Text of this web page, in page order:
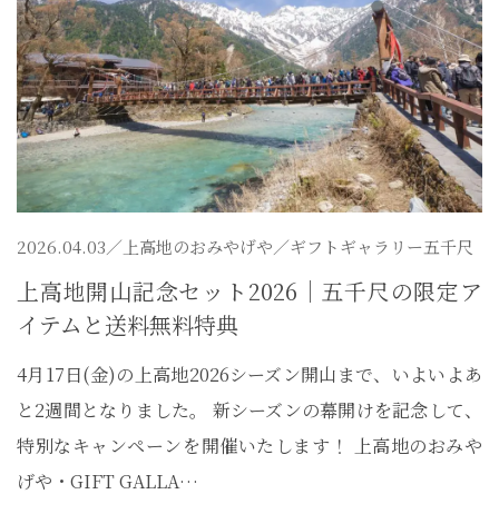
2026.04.03／ 上高地のおみやげや／ギフトギャラリー五千尺
上高地開山記念セット2026｜五千尺の限定ア
イテムと送料無料特典
4月17日(金)の上高地2026シーズン開山まで、いよいよあ
と2週間となりました。 新シーズンの幕開けを記念して、
特別なキャンペーンを開催いたします！ 上高地のおみや
げや・GIFT GALLA…